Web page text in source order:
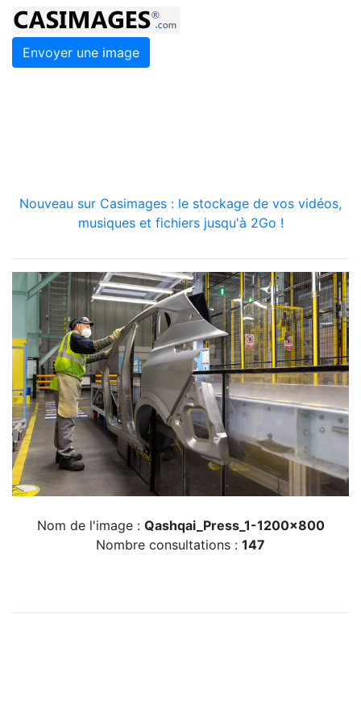
Envoyer une image
Nouveau sur Casimages : le stockage de vos vidéos,
musiques et fichiers jusqu'à 2Go !
Nom de l'image : Qashqai_Press_1-1200x800
Nombre consultations : 147